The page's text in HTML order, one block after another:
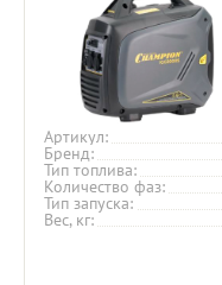
Артикул
Бренд
Тип топлива
Количество фаз
Тип запуска
Вес, кг